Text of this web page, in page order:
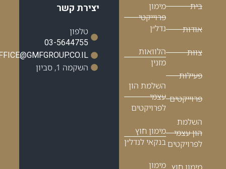
בית
אודות
צוות
פעילות
פרוייקטים
השלמת
הון עצמי
לפרויקטים
מימון
פרוייקטי
נדל״ן
הלוואות
מזנין
השלמת הון
עצמי
לפרויקטים
מימון חוץ
בנקאי לנדל״ן
מימון
יצירת קשר
טלפון
03-5644755
OFFICE@GMFGROUP.CO.IL
השקמה 1, סביון